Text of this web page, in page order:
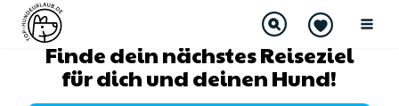
Finde dein nächstes Reiseziel
für dich und deinen Hund!